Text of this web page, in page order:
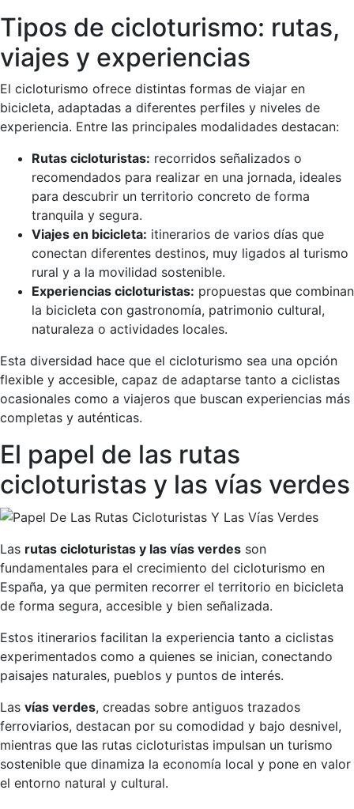
Tipos de cicloturismo: rutas,
viajes y experiencias
El cicloturismo ofrece distintas formas de viajar en
bicicleta, adaptadas a diferentes perfiles y niveles de
experiencia. Entre las principales modalidades destacan:
Rutas cicloturistas: recorridos señalizados o
recomendados para realizar en una jornada, ideales
para descubrir un territorio concreto de forma
tranquila y segura.
Viajes en bicicleta: itinerarios de varios días que
conectan diferentes destinos, muy ligados al turismo
rural y a la movilidad sostenible.
Experiencias cicloturistas: propuestas que combinan
la bicicleta con gastronomía, patrimonio cultural,
naturaleza o actividades locales.
Esta diversidad hace que el cicloturismo sea una opción
flexible y accesible, capaz de adaptarse tanto a ciclistas
ocasionales como a viajeros que buscan experiencias más
completas y auténticas.
El papel de las rutas
cicloturistas y las vías verdes
Las rutas cicloturistas y las vías verdes son
fundamentales para el crecimiento del cicloturismo en
España, ya que permiten recorrer el territorio en bicicleta
de forma segura, accesible y bien señalizada.
Estos itinerarios facilitan la experiencia tanto a ciclistas
experimentados como a quienes se inician, conectando
paisajes naturales, pueblos y puntos de interés.
Las vías verdes, creadas sobre antiguos trazados
ferroviarios, destacan por su comodidad y bajo desnivel,
mientras que las rutas cicloturistas impulsan un turismo
sostenible que dinamiza la economía local y pone en valor
el entorno natural y cultural.